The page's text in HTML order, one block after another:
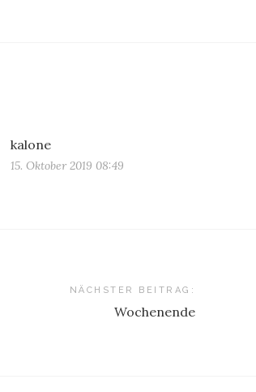
kalone
15. Oktober 2019 08:49
NÄCHSTER BEITRAG:
Wochenende